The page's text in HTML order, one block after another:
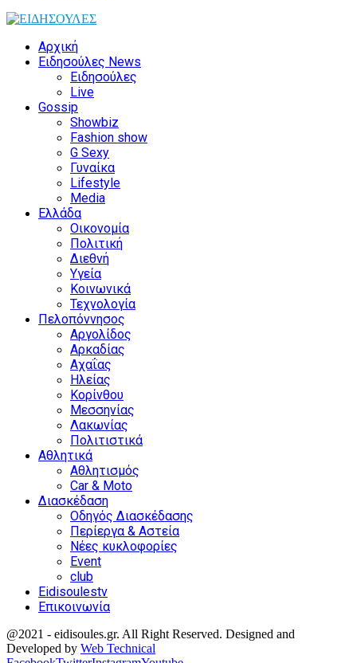
Αρχική
Ειδησούλες News
Ειδησούλες
Live
Gossip
Showbiz
Fashion show
G Sexy
Γυναίκα
Lifestyle
Media
Ελλάδα
Οικονομία
Πολιτική
Διεθνή
Υγεία
Κοινωνικά
Τεχνολογία
Πελοπόννησος
Αργολίδος
Αρκαδίας
Αχαΐας
Ηλείας
Κορίνθου
Μεσσηνίας
Λακωνίας
Πολιτιστικά
Αθλητικά
Αθλητισμός
Car & Moto
Διασκέδαση
Οδηγός Διασκέδασης
Περίεργα & Αστεία
Νέες κυκλοφορίες
Event
club
Eidisoulestv
Επικοινωνία
@2021 - eidisoules.gr. All Right Reserved. Designed and
Developed by Web Technical